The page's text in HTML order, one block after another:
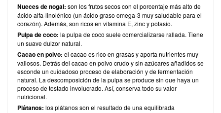
Nueces de nogal: son los frutos secos con el porcentaje más alto de
ácido alfa-linolénico (un ácido graso omega-3 muy saludable para el
corazón). Además, son ricos en vitamina E, zinc y potasio.
Pulpa de coco: la pulpa de coco suele comercializarse rallada. Tiene
un suave dulzor natural.
Cacao en polvo: el cacao es rico en grasas y aporta nutrientes muy
valiosos. Detrás del cacao en polvo crudo y sin azúcares añadidos se
esconde un cuidadoso proceso de elaboración y de fermentación
natural. La descomposición de la pulpa se produce sin que haya un
proceso de tostado involucrado. Así, conserva todo su valor
nutricional.
Plátanos: los plátanos son el resultado de una equilibrada